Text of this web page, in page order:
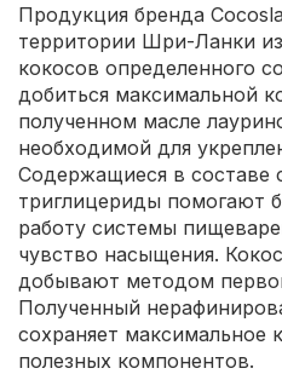
Продукция бренда
территории Шри-Ланки
кокосов определенного
добиться максимальной
полученном масле
необходимой для
Содержащиеся в составе
триглицериды помогают
работу системы
чувство насыщения.
добывают методом
Полученный
сохраняет максимальное
полезных компонентов.